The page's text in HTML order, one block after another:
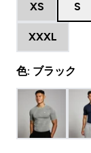
XS S
XXXL
色: ブラック